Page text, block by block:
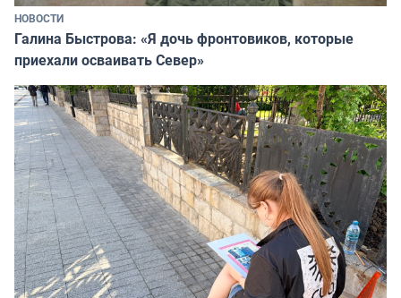
НОВОСТИ
Галина Быстрова: «Я дочь фронтовиков, которые
приехали осваивать Север»